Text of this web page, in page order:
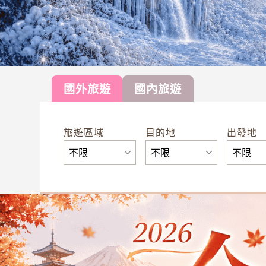
國外旅遊 國內旅遊
旅遊區域 目的地 出發地